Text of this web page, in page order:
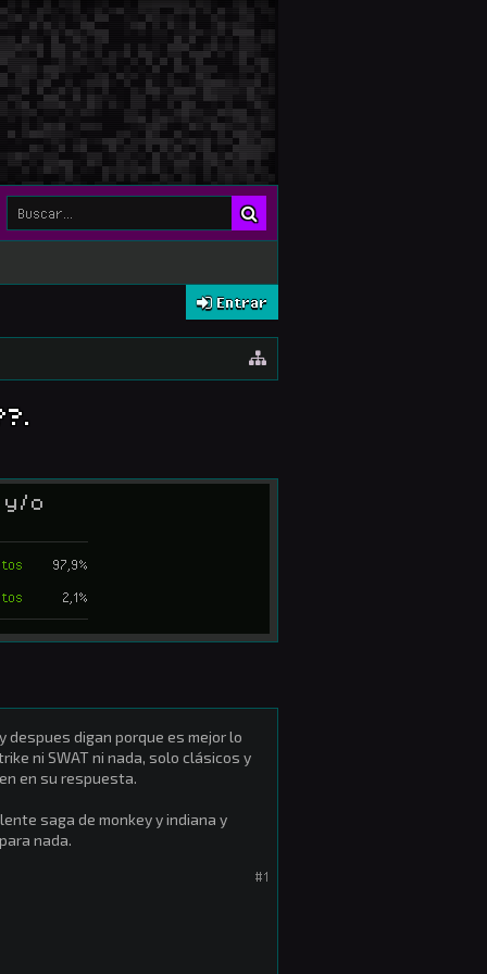
Entrar
o
97,9%
2,1%
despues digan porque es mejor lo
ni SWAT ni nada, solo clásicos y
en su respuesta.
saga de monkey y indiana y
nada.
#1